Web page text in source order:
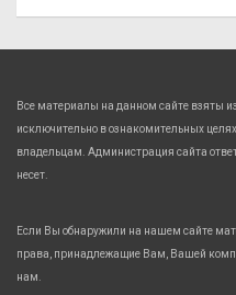
Все материалы на данном сайте взяты
исключительно в ознакомительных
владельцам. Администрация сайта
несет.
Если Вы обнаружили на нашем сайте
права, принадлежащие Вам, Вашей
нам.